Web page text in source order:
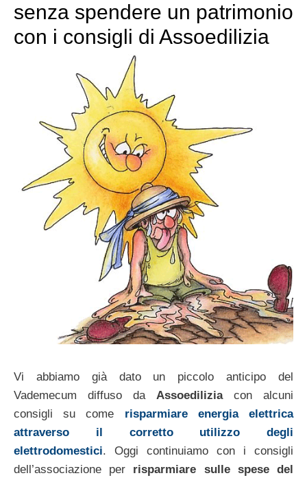
senza spendere un patrimonio
con i consigli di Assoedilizia
Vi abbiamo già dato un piccolo anticipo del
Vademecum diffuso da Assoediliziacon alcuni
consigli su come risparmiare energia elettrica
attraverso il corretto utilizzo degli
elettrodomestici. Oggi continuiamo con i consigli
dell’associazione per risparmiare sulle spese del